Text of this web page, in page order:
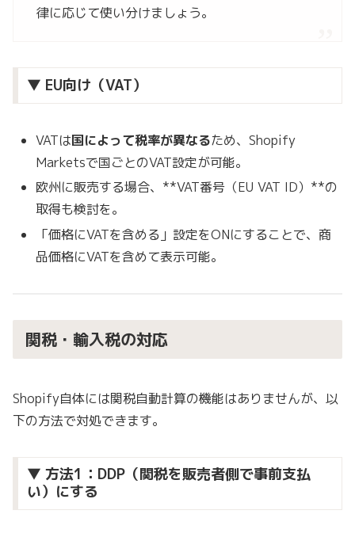
律に応じて使い分けましょう。
▼ EU向け（VAT）
VATは国によって税率が異なるため、Shopify
Marketsで国ごとのVAT設定が可能。
欧州に販売する場合、**VAT番号（EU VAT ID）**の
取得も検討を。
「価格にVATを含める」設定をONにすることで、商
品価格にVATを含めて表示可能。
関税・輸入税の対応
Shopify自体には関税自動計算の機能はありませんが、以
下の方法で対処できます。
▼ 方法1：DDP（関税を販売者側で事前支払
い）にする